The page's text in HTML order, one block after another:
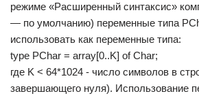
режиме «Расширенный синтаксис»
— по умолчанию) переменные типа
использовать как переменные типа:
type PChar = array[0..K] of Char;
где K < 64*1024 - число символов в
завершающего нуля). Использование